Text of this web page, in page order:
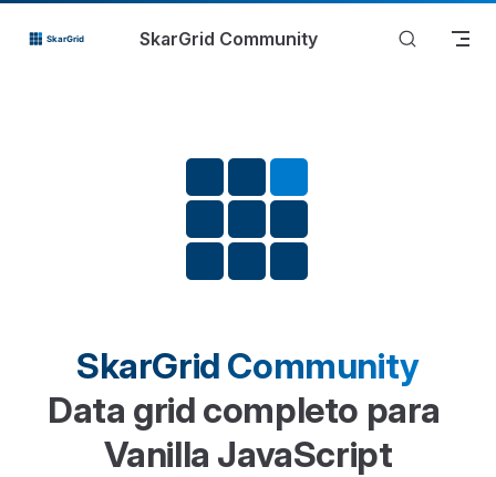
Skip to content SkarGrid Community
SkarGrid Community
Data grid completo para
Vanilla JavaScript